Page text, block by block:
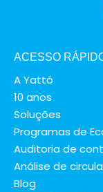
ACESSO
A Yattó
10 anos
Soluções
Programas de
Auditoria de
Análise de
Blog